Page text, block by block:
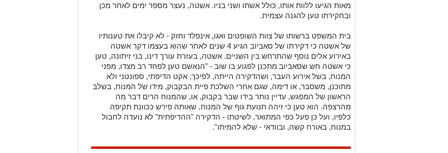
מאות הגיעו ללוות אותו, כולל אשתו ושני בניו. אשטה, נעצר מספר ימים לאחר מכן
ובחקירתו טען להגנה עצמית.
בית המשפט ברשותו של צוות השופטים ואגו, אינפלד וחזק - לא קיבלו את טענותיו
של אשטה כי דקירתו של סאביוב הגיע 4 שנים לאחר שהוא בעצמו דקר אשטה
באירוע אלים נוסף שהתרחש בין השניים. אשטה, בעזרת עורך דינו, בני זיתונה, טען
כי אשטה חש שסאביוב מתכנן לפגוע בו שוב - "הנאשם טען לפחד רב מצדו, מפני
המנוח, בשל אירוע העבר, ושהדקירה הייתה, לפיכך, אקט הדיפתי, ספונטני ולא
מתוכנן, משסבר, או דימה, שגם אחרי השלכת פיית הבקבוק, מידו של המנוח, בשלב
הראשון של המפגש, עדיין נותר בידו שבר בקבוק, או, שהמנוח הרים דבר מה
מהרצפה. הוא טען כי זיהה תנועת גוף של המנוח, שאותה פירש ככוונת תקיפה
כלפיו, ועל כן פעל כפי המתואר. לשיטתו - הדקירה "ההדיפתית" לא נועדה לחבול
במנוח, באורח קשה, ובוודאי - שלא להמיתו''.